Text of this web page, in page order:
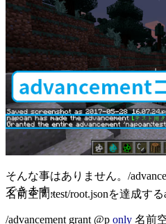
そんな事はありません。/
できます。
名前空間:test/root.jsonを達成する
/advancement grant @p only 名前